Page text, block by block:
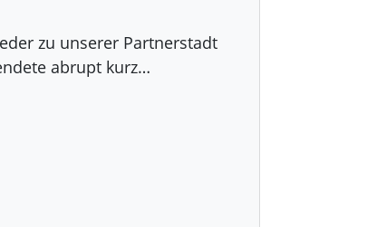
zu unserer Partnerstadt
abrupt kurz…